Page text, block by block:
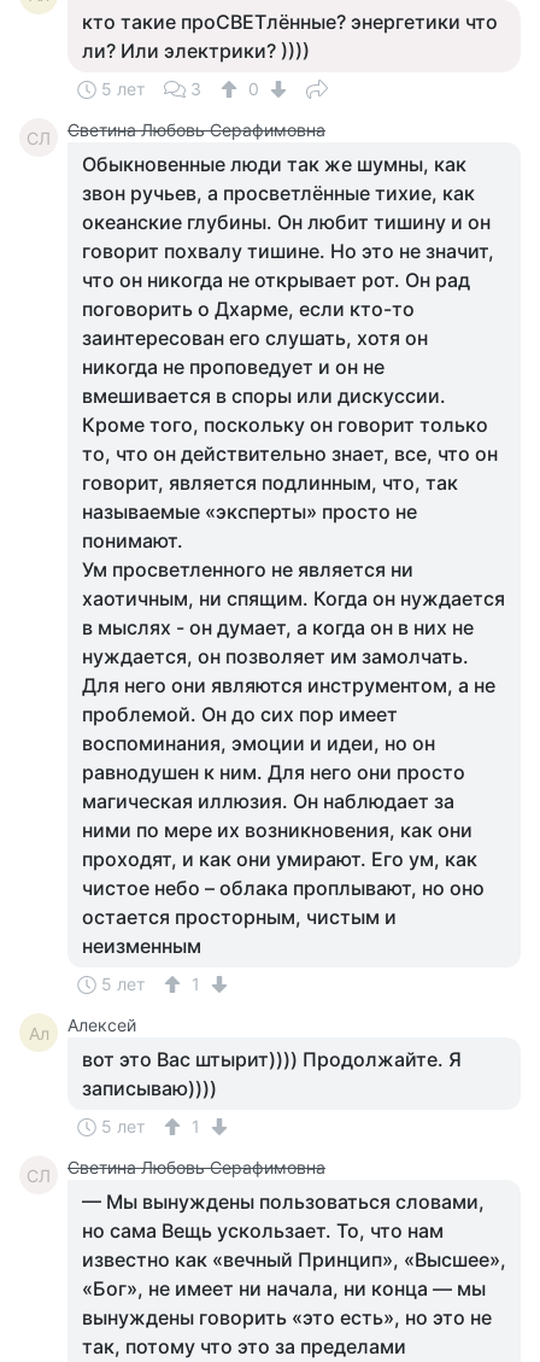
кто такие проСВЕТлённые? энергетики что
ли? Или электрики? ))))
5 лет 3 0
СЛ Светина Любовь Серафимовна
Обыкновенные люди так же шумны, как
звон ручьев, а просветлённые тихие, как
океанские глубины. Он любит тишину и он
говорит похвалу тишине. Но это не значит,
что он никогда не открывает рот. Он рад
поговорить о Дхарме, если кто-то
заинтересован его слушать, хотя он
никогда не проповедует и он не
вмешивается в споры или дискуссии.
Кроме того, поскольку он говорит только
то, что он действительно знает, все, что он
говорит, является подлинным, что, так
называемые «эксперты» просто не
понимают.
Ум просветленного не является ни
хаотичным, ни спящим. Когда он нуждается
в мыслях - он думает, а когда он в них не
нуждается, он позволяет им замолчать.
Для него они являются инструментом, а не
проблемой. Он до сих пор имеет
воспоминания, эмоции и идеи, но он
равнодушен к ним. Для него они просто
магическая иллюзия. Он наблюдает за
ними по мере их возникновения, как они
проходят, и как они умирают. Его ум, как
чистое небо – облака проплывают, но оно
остается просторным, чистым и
неизменным
5 лет 1
Ал Алексей
вот это Вас штырит)))) Продолжайте. Я
записываю))))
5 лет 1
СЛ Светина Любовь Серафимовна
— Мы вынуждены пользоваться словами,
но сама Вещь ускользает. То, что нам
известно как «вечный Принцип», «Высшее»,
«Бог», не имеет ни начала, ни конца — мы
вынуждены говорить «это есть», но это не
так, потому что это за пределами